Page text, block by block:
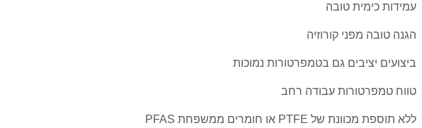
עמידות כימית טובה
הגנה טובה מפני קורוזיה
ביצועים יציבים גם בטמפרטורות נמוכות
טווח טמפרטורות עבודה רחב
ללא תוספת מכוונת של PTFE או חומרים ממשפחת PFAS